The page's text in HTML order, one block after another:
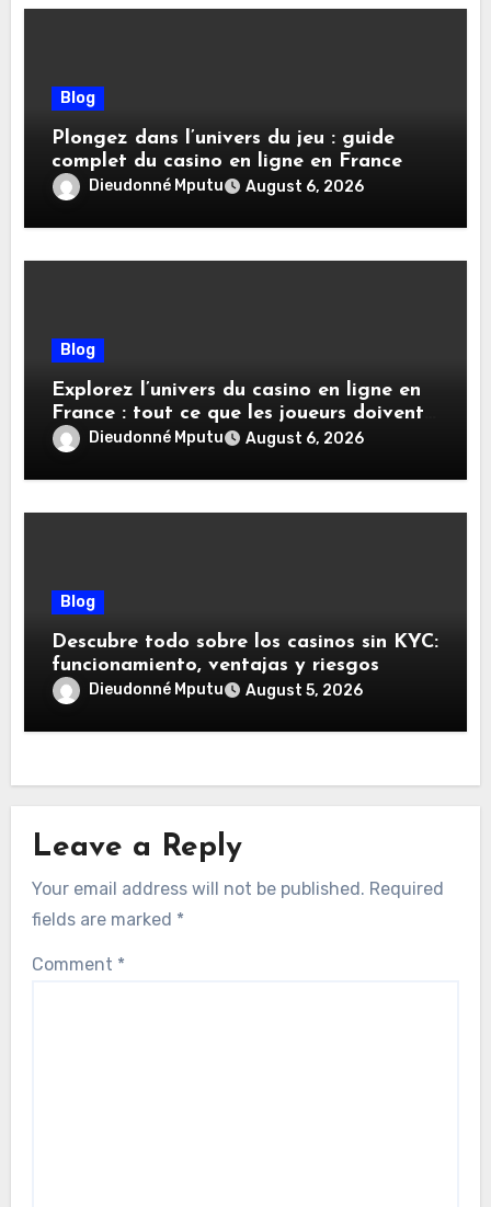
Blog
Plongez dans l’univers du jeu : guide
complet du casino en ligne en France
Dieudonné Mputu August 6, 2026
Blog
Explorez l’univers du casino en ligne en
France : tout ce que les joueurs doivent
savoirDieudonné Mputu August 6, 2026
Blog
Descubre todo sobre los casinos sin KYC:
funcionamiento, ventajas y riesgos
Dieudonné Mputu August 5, 2026
Leave a Reply
Your email address will not be published. Required
fields are marked *
Comment *